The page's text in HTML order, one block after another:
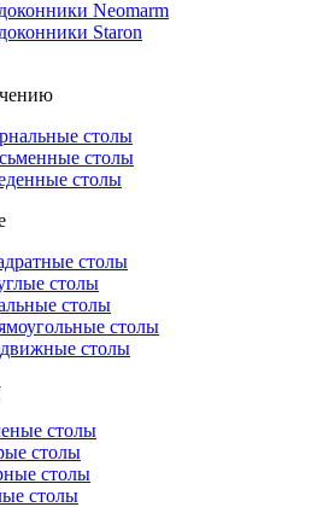
Neomarm
Staron
столы
столы
столы
столы
столы
столы
столы
столы
столы
столы
столы
столы